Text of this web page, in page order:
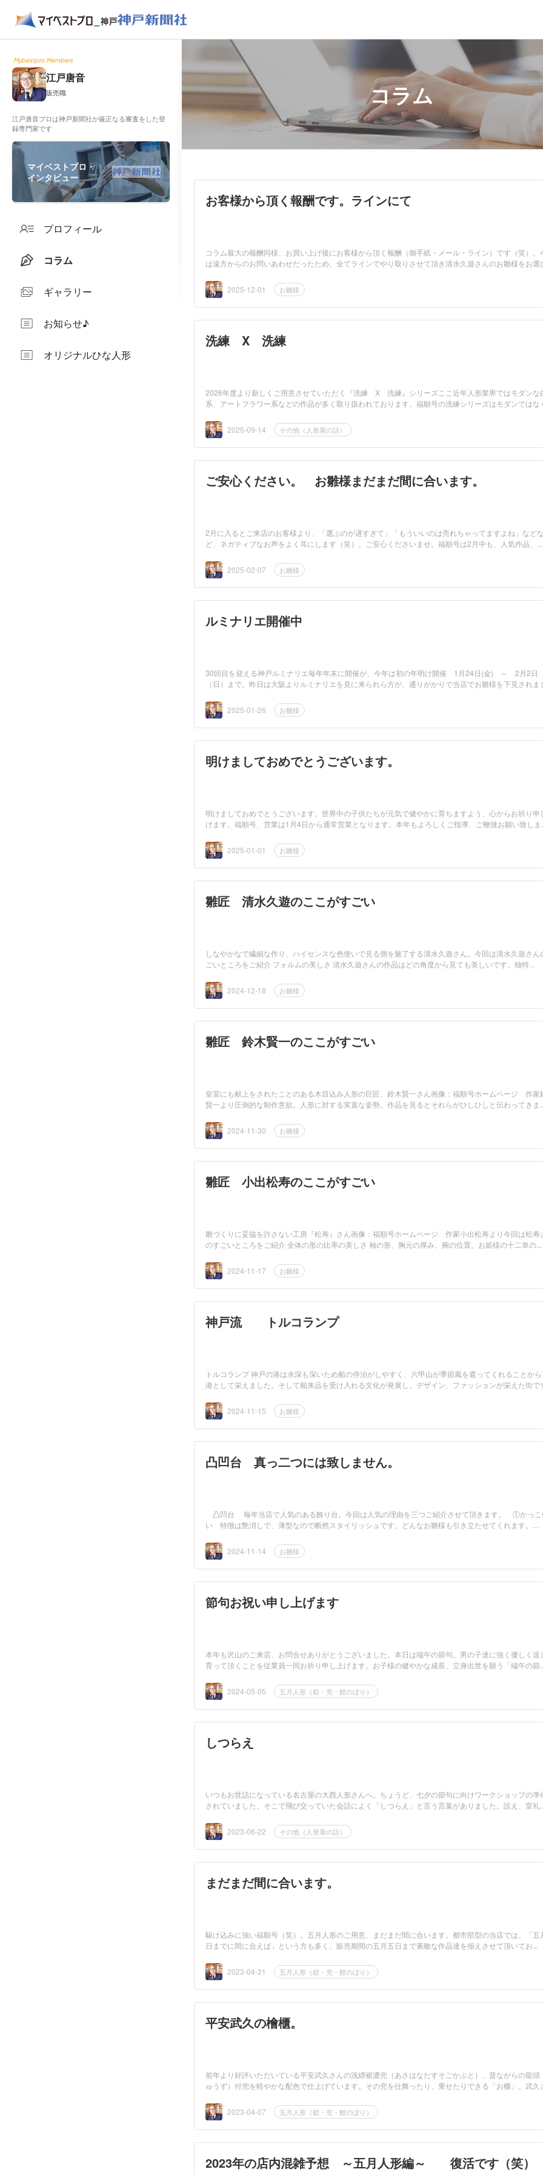
Mybestpro Members
江戸唐音
販売職
江戸唐音プロは神戸新聞社が厳正なる審査をした登
録専門家です
マイベストプロ・
インタビュー
プロフィール
コラム
ギャラリー
お知らせ♪
オリジナルひな人形
コラム
お客様から頂く報酬です。ラインにて
コラム最大の報酬同様、お買い上げ後にお客様から頂く報酬（御手紙・メール・ライン）です（笑）。
は遠方からのお問いあわせだったため、全てラインでやり取りさせて頂き清水久遊さんのお雛様をお選
2025-12-01
お雛様
洗練 X 洗練
2026年度より新しくご用意させていただく『洗練 X 洗練』シリーズここ近年人形業界ではモダンな
系、アートフラワー系などの作品が多く取り扱われております。福順号の洗練シリーズはモダンではな
2025-09-14
その他（人形屋の話）
ご安心ください。 お雛様まだまだ間に合います。
2月に入るとご来店のお客様より、「選ぶのが遅すぎて」「もういいのは売れちゃってますよね」など
ど、ネガティブなお声をよく耳にします（笑）。ご安心くださいませ。福順号は2月中も、人気作品、...
2025-02-07 お雛様
ルミナリエ開催中
30回目を迎える神戸ルミナリエ毎年年末に開催が、今年は初の年明け開催 1月24日(金) ～ 2月2日
（日）まで。昨日は大阪よりルミナリエを見に来られら方が、通りがかりで当店でお雛様を下見されま
2025-01-26
お雛様
明けましておめでとうございます。
明けましておめでとうございます。世界中の子供たちが元気で健やかに育ちますよう、心からお祈り申
げます。福順号、営業は1月4日から通常営業となります。本年もよろしくご指導、ご鞭撻お願い致しま
2025-01-01
お雛様
雛匠 清水久遊のここがすごい
しなやかなで繊細な作り、ハイセンスな色使いで見る側を魅了する清水久遊さん。今回は清水久遊さん
ごいところをご紹介 フォルムの美しさ 清水久遊さんの作品はどの角度から見ても美しいです。独特...
2024-12-18 お雛様
雛匠 鈴木賢一のここがすごい
皇室にも献上をされたことのある木目込み人形の巨匠、鈴木賢一さん画像：福順号ホームページ 作家
賢一より圧倒的な制作意欲。人形に対する実直な姿勢。作品を見るとそれらがひしひしと伝わってきま
2024-11-30 お雛様
雛匠 小出松寿のここがすごい
雛づくりに妥協を許さない工房『松寿』さん画像：福順号ホームページ 作家小出松寿より今回は松寿
のすごいところをご紹介 全体の形の比率の美しさ 袖の形、胸元の厚み、腕の位置、お姫様の十二単の...
2024-11-17 お雛様
神戸流 トルコランプ
トルコランプ 神戸の港は水深も深いため船の停泊がしやすく、六甲山が季節風を遮ってくれることか
港として栄えました。そして舶来品を受け入れる文化が発展し、デザイン、ファッションが栄えた街で
2024-11-15 お雛様
凸凹台 真っ二つには致しません。
凸凹台 毎年当店で人気のある飾り台。今回は人気の理由を三つご紹介させて頂きます。 ①かっ
い 特徴は艶消しで、薄型なので断然スタイリッシュです。どんなお雛様も引き立たせてくれます。...
2024-11-14 お雛様
節句お祝い申し上げます
本年も沢山のご来店、お問合せありがとうございました。本日は端午の節句。男の子達に強く優しく逞
育って頂くことを従業員一同お祈り申し上げます。お子様の健やかな成長、立身出世を願う「端午の節
2024-05-05 五月人形（鎧・兜・鯉のぼり）
しつらえ
いつもお世話になっている名古屋の大西人形さんへ。ちょうど、七夕の節句に向けワークショップの準
されていました。そこで飛び交っていた会話によく「しつらえ」と言う言葉がありました。設え、室礼
2023-06-22 その他（人形屋の話）
まだまだ間に合います。
駆け込みに強い福順号（笑）。五月人形のご用意、まだまだ間に合います。都市部型の当店では、「五
日までに間に合えば」という方も多く、販売期間の五月五日まで素敵な作品達を揃えさせて頂いてお...
2023-04-21 五月人形（鎧・兜・鯉のぼり）
平安武久の檜櫃。
前年より好評いただいている平安武久さんの浅縹裾濃兜（あさはなだすそごかぶと）、昔ながらの龍頭
ゅうず）付兜を軽やかな配色で仕上げています。その兜を仕舞ったり、乗せたりできる「お櫃」。武久
2023-04-07 五月人形（鎧・兜・鯉のぼり）
2023年の店内混雑予想 ～五月人形編～ 復活です（笑）